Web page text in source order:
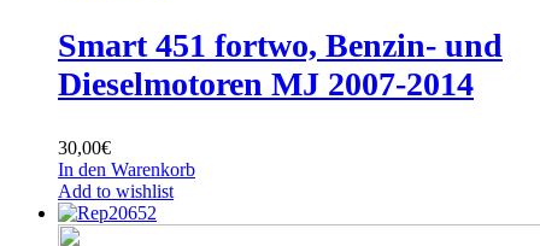
Smart 451 fortwo, Benzin- und
Dieselmotoren MJ 2007-2014
30,00€
In den Warenkorb
Add to wishlist